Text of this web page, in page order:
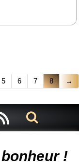
5 6 7 8 →
!